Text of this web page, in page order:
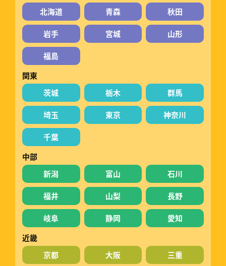
北海道
青森 秋田
岩手 宮城 山形
福島
関東
茨城
栃木 群馬
埼玉 東京 神奈川
千葉
中部
新潟
富山 石川
福井 山梨 長野
岐阜 静岡
愛知
近畿
京都
大阪 三重